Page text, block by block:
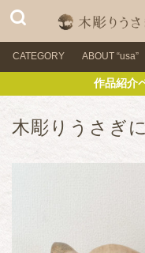
CATEGORY ABOUT “usa”
作品紹介
木彫りうさぎ